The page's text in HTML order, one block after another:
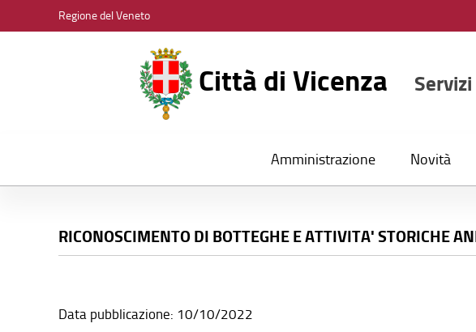
DI
Regione del Veneto
Città di Vicenza
Amministrazione Novità
RICONOSCIMENTO DI BOTTEGHE E ATTIVITA' STORICHE
Data pubblicazione: 10/10/2022